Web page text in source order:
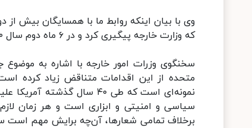
وی با بیان اینکه روابط ما با همسایگان بیش از
که وزارت خارجه پیگیری کرد و در ۶ ماه دوم سال ۱۴۰۰ نتایج موفقی داشت.
سخنگوی وزرات امور خارجه با اشاره به موضوع
متحده از این اقدامات متناقض زیاد کرده
نمونه‌ای است که طی ۴۰ سال
سیاسی و امنیتی و ابزاری است و هر زمان
برخلاف تمامی شعارها، آن‌چه برایش مهم است